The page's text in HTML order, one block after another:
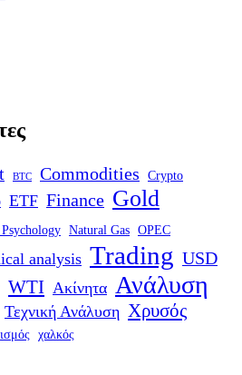
BTC Commodities
Crypto
ETF Finance Gold
Natural Gas OPEC
analysis Trading USD
WTI Ακίνητα Ανάλυση
Τεχνική Ανάλυση Χρυσός
χαλκός